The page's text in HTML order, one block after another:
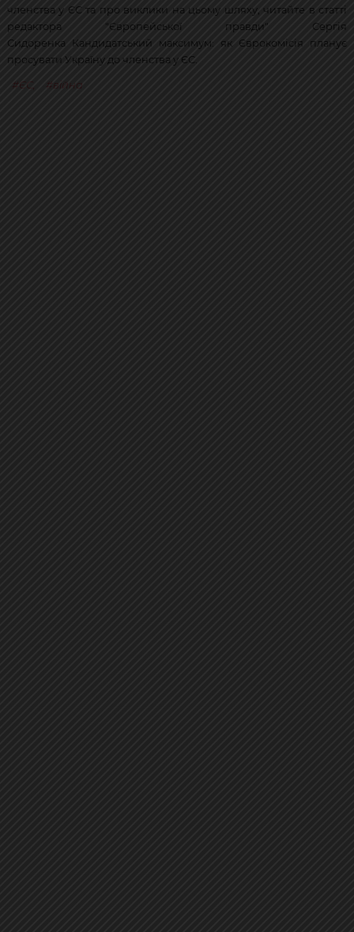
членства у ЄС та про виклики на цьому шляху, читайте в статті
редактора "Європейської правди" Сергія
Сидоренка Кандидатський максимум: як Єврокомісія планує
просувати Україну до членства у ЄС.
ЄС, війна